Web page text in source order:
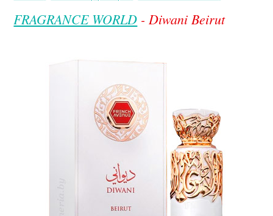
FRAGRANCE WORLD - Diwani Beirut